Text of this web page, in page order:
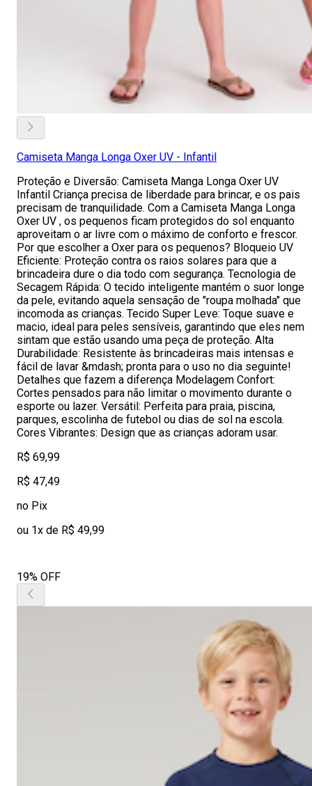
Camiseta Manga Longa Oxer UV - Infantil
Proteção e Diversão: Camiseta Manga Longa Oxer UV
Infantil Criança precisa de liberdade para brincar, e os pais
precisam de tranquilidade. Com a Camiseta Manga Longa
Oxer UV , os pequenos ficam protegidos do sol enquanto
aproveitam o ar livre com o máximo de conforto e frescor.
Por que escolher a Oxer para os pequenos? Bloqueio UV
Eficiente: Proteção contra os raios solares para que a
brincadeira dure o dia todo com segurança. Tecnologia de
Secagem Rápida: O tecido inteligente mantém o suor longe
da pele, evitando aquela sensação de "roupa molhada" que
incomoda as crianças. Tecido Super Leve: Toque suave e
macio, ideal para peles sensíveis, garantindo que eles nem
sintam que estão usando uma peça de proteção. Alta
Durabilidade: Resistente às brincadeiras mais intensas e
fácil de lavar &mdash; pronta para o uso no dia seguinte!
Detalhes que fazem a diferença Modelagem Confort:
Cortes pensados para não limitar o movimento durante o
esporte ou lazer. Versátil: Perfeita para praia, piscina,
parques, escolinha de futebol ou dias de sol na escola.
Cores Vibrantes: Design que as crianças adoram usar.
R$ 69,99
R$ 47,49
no Pix
ou 1x de R$ 49,99
19% OFF